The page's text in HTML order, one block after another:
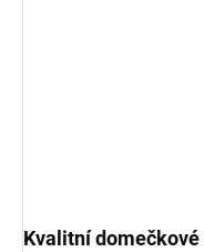
Kvalitní domečkové